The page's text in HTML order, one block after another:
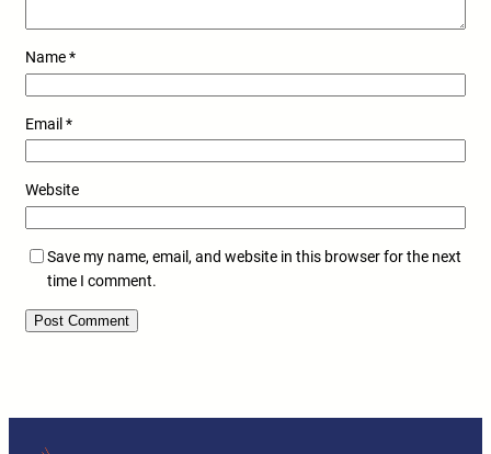
Name*
Email *
Website
Save my name, email, and website in this browser for the next
time I comment.